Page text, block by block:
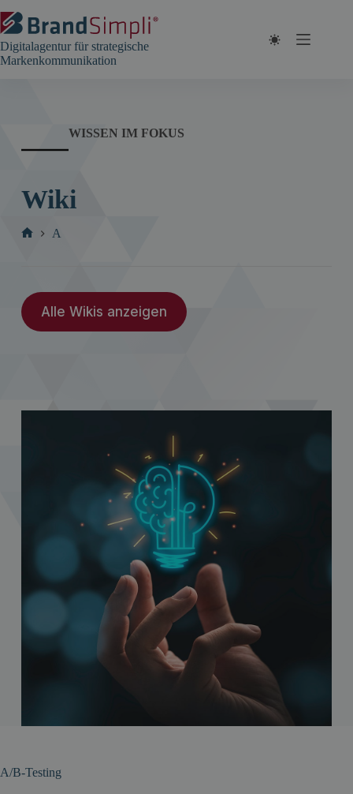
Inhalt
springen
Digitalagentur für strategische
Markenkommunikation
WISSEN IM FOKUS
Wiki
A
Alle Wikis anzeigen
A/B-Testing